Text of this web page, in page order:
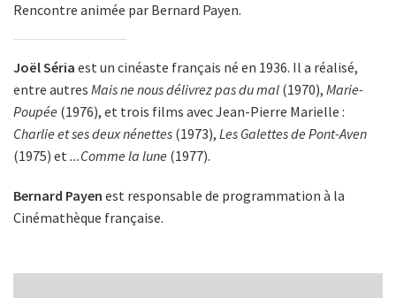
Rencontre animée par Bernard Payen.
Joël Séria est un cinéaste français né en 1936. Il a réalisé,
entre autres Mais ne nous délivrez pas du mal (1970), Marie-
Poupée (1976), et trois films avec Jean-Pierre Marielle :
Charlie et ses deux nénettes (1973), Les Galettes de Pont-Aven
(1975) et...Comme la lune (1977).
Bernard Payen est responsable de programmation à la
Cinémathèque française.